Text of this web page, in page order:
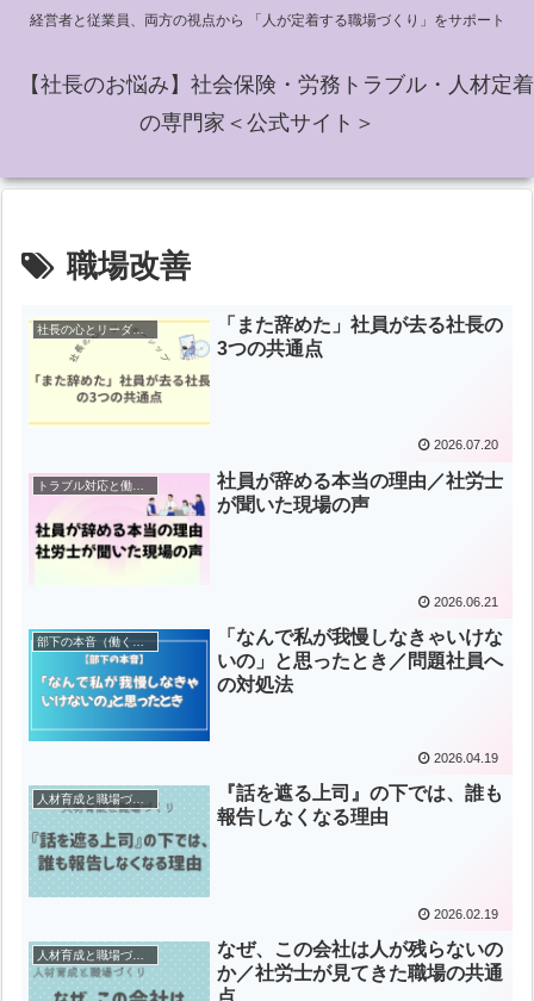
経営者と従業員、両方の視点から 「人が定着する職場づくり」をサポート
【社長のお悩み】社会保険・労務トラブル・人材定着
の専門家＜公式サイト＞
職場改善
社長の心とリーダーシップ
「また辞めた」社員が去る社長の
3つの共通点
2026.07.20
トラブル対応と働き方の知恵
社員が辞める本当の理由／社労士
が聞いた現場の声
2026.06.21
部下の本音（働くあなたへ）
「なんで私が我慢しなきゃいけな
いの」と思ったとき／問題社員へ
の対処法
2026.04.19
人材育成と職場づくり
『話を遮る上司』の下では、誰も
報告しなくなる理由
2026.02.19
人材育成と職場づくり
なぜ、この会社は人が残らないの
か／社労士が見てきた職場の共通